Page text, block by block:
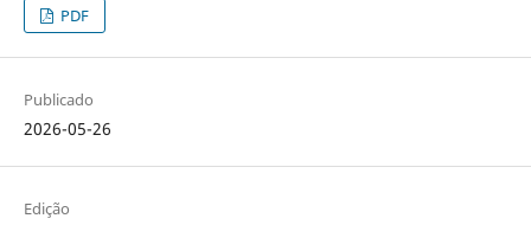
PDF
Publicado
2026-05-26
Edição